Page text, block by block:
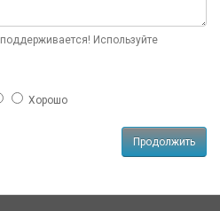
Используйте
Хорошо
Продолжить